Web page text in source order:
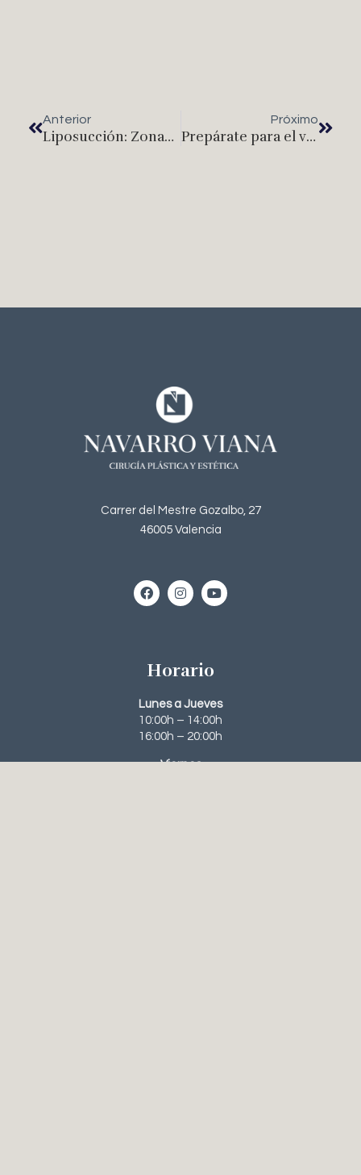
Anterior
Liposucción: Zonas del cuerpo más demandadas
Próximo
Prepárate para el verano: 3 tratamientos que tu piel necesita
Carrer del Mestre Gozalbo, 27
46005 Valencia
Horario
Lunes a Jueves
10:00h – 14:00h
16:00h – 20:00h
Viernes